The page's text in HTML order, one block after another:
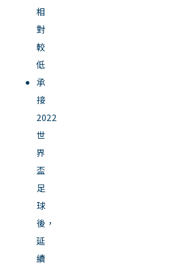
相
對
較
低
承
接
2022
世
界
盃
足
球
後，
延
續